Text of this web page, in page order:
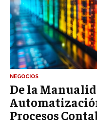
NEGOCIOS
De la
Procesos